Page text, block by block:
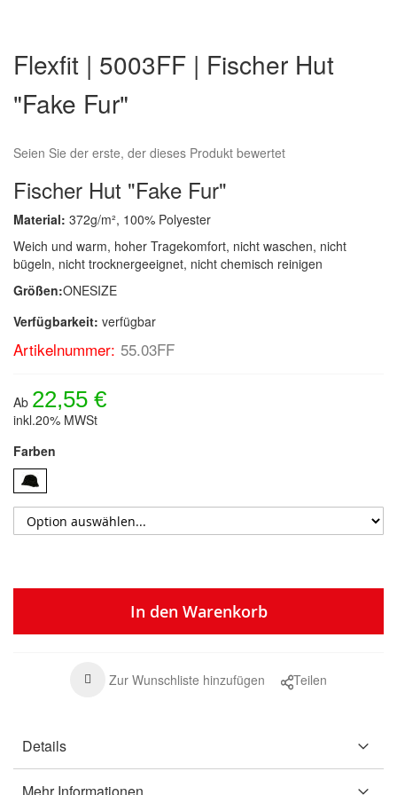
der
Bildergalerie
springen
Flexfit | 5003FF | Fischer Hut
"Fake Fur"
Seien Sie der erste, der dieses Produkt bewertet
Fischer Hut "Fake Fur"
Material: 372g/m², 100% Polyester
Weich und warm, hoher Tragekomfort, nicht waschen, nicht
bügeln, nicht trocknergeeignet, nicht chemisch reinigen
Größen:ONESIZE
Verfügbarkeit: verfügbar
Artikelnummer: 55.03FF
Ab 22,55 €
inkl.20% MWSt
Farben
In den Warenkorb
Zur Wunschliste hinzufügen Teilen
Details